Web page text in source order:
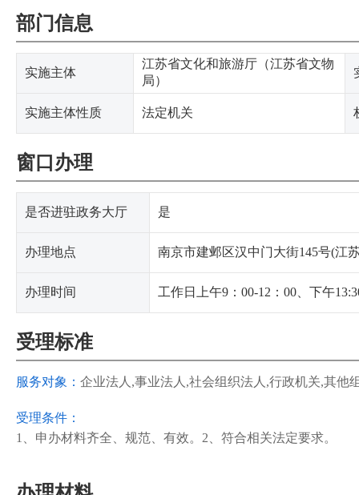
部门信息
实施主体
江苏省文化和旅游厅（江苏省文物
局）
实施主体性质 法定机关
窗口办理
是否进驻政务大厅 是
办理地点 南京市建邺区汉中门大街145号(江
办理时间 工作日上午9：00-12：00、下午
受理标准
服务对象： 企业法人,事业法人,社会组织法人,行政机关,其他
受理条件：
1、申办材料齐全、规范、有效。2、符合相关法定要求。